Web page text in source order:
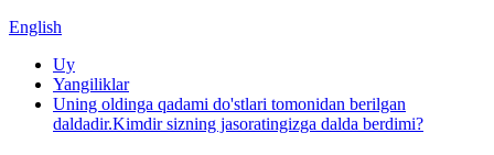
English
Uy
Yangiliklar
Uning oldinga qadami do'stlari tomonidan berilgan
daldadir.Kimdir sizning jasoratingizga dalda berdimi?